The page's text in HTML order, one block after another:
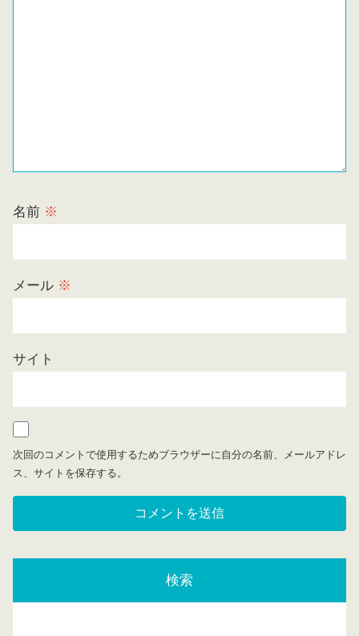
名前 ※
メール ※
サイト
次回のコメントで使用するためブラウザーに自分の名前、メールアドレ
ス、サイトを保存する。
検索